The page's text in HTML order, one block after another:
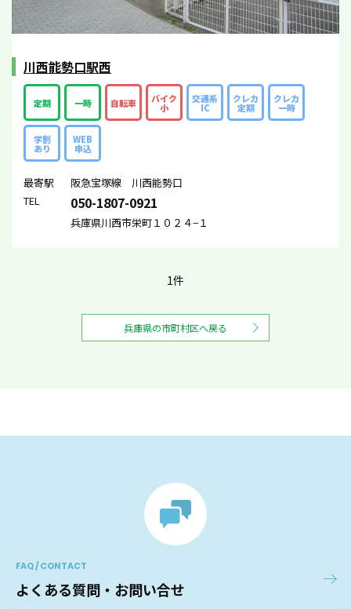
川西能勢口駅西
定期 一時 自転車 バイク
小
交通系
IC
クレカ
定期
クレカ
一時
学割
あり
WEB
申込
最寄駅
阪急宝塚線 川西能勢口
TEL
050-1807-0921
兵庫県川西市栄町１０２４−１
1件
兵庫県の市町村区へ戻る
FAQ / CONTACT
よくある質問・お問い合せ